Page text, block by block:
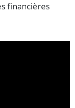
financières